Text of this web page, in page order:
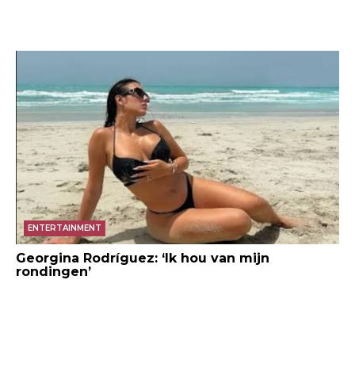
ENTERTAINMENT
Georgina Rodríguez: ‘Ik hou van mijn
rondingen’